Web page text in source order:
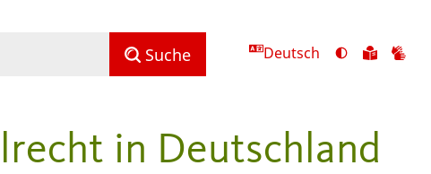
Suche Deutsch
Ansicht
umschalten
Zu
in Deutschland